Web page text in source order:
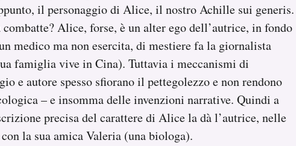
il personaggio di Alice, il nostro Achille sui generis.
Alice, forse, è un alter ego dell’autrice, in fondo
medico ma non esercita, di mestiere fa la giornalista
famiglia vive in Cina). Tuttavia i meccanismi di
e autore spesso sfiorano il pettegolezzo e non rendono
– e insomma delle invenzioni narrative. Quindi a
precisa del carattere di Alice la dà l’autrice, nelle
la sua amica Valeria (una biologa).